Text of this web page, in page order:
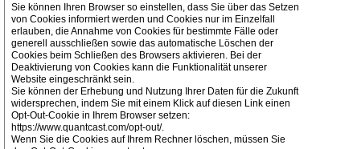
Sie können Ihren Browser so einstellen, dass Sie über das Setzen
von Cookies informiert werden und Cookies nur im Einzelfall
erlauben, die Annahme von Cookies für bestimmte Fälle oder
generell ausschließen sowie das automatische Löschen der
Cookies beim Schließen des Browsers aktivieren. Bei der
Deaktivierung von Cookies kann die Funktionalität unserer
Website eingeschränkt sein.
Sie können der Erhebung und Nutzung Ihrer Daten für die Zukunft
widersprechen, indem Sie mit einem Klick auf diesen Link einen
Opt-Out-Cookie in Ihrem Browser setzen:
https://www.quantcast.com/opt-out/.
Wenn Sie die Cookies auf Ihrem Rechner löschen, müssen Sie